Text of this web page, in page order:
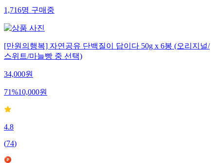
1,716명구매중
[만원의행복] 자연공유 단백질이 답이다 50g x 6봉 (오리지널/
스위트/마늘빵 중 선택)
34,000원
71%10,000원
4.8
(74)